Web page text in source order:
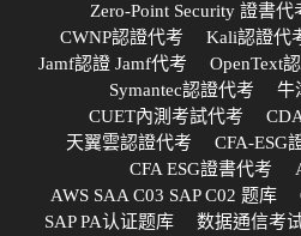
Zero-Point Security 證書代
CWNP認證代考
Kali認證代
Jamf認證 Jamf代考
OpenText
Symantec認證代考
牛
CUET內測考試代考
天翼雲認證代考
CFA-ESG
CFA ESG證書代考
AWS SAA C03 SAP C02 题库
SAP PA认证题库
数据通信考